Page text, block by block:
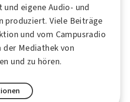
und eigene Audio- und
produziert. Viele Beiträge
und vom Campusradio
der Mediathek von
und zu hören.